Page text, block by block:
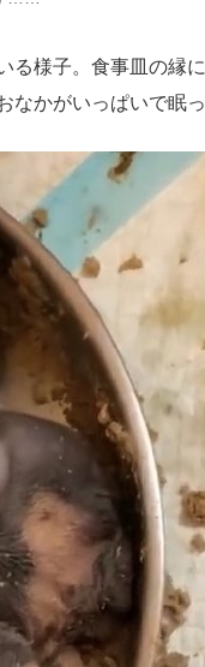
様子。食事皿の縁
なかがいっぱいで眠